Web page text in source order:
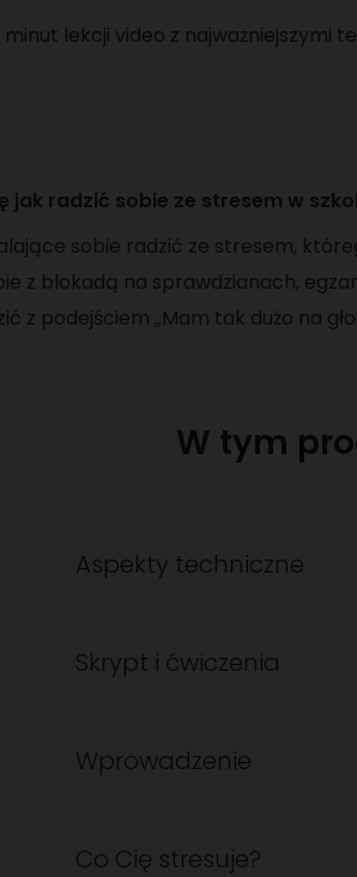
lekcji video z
jak radzić sobie ze stresem w
sobie radzić ze stresem,
z blokadą na sprawdzianach,
z podejściem „Mam tak dużo na
W tym
Aspekty techniczne
Skrypt i ćwiczenia
Wprowadzenie
Co Cię stresuje?